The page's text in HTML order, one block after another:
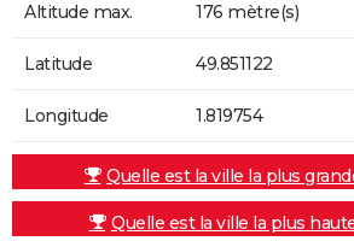
Altitude max. 176 mètre(s)
Latitude 49.851122
Longitude 1.819754
Quelle est la ville la plus
Quelle est la ville la plus